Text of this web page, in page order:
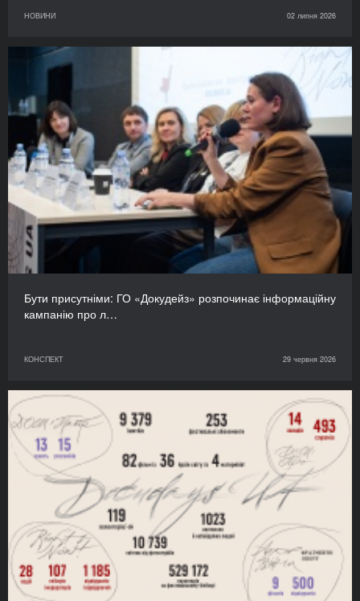
НОВИНИ 02 липня 2026
Бути присутніми: ГО «Докудейз» розпочинає інформаційну
кампанію про л…
КОНСПЕКТ 29 червня 2026